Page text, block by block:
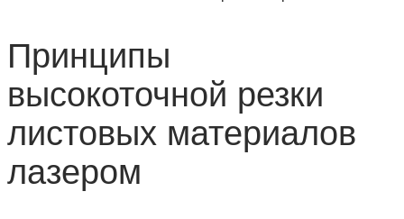
Принципы
высокоточной резки
листовых материалов
лазером